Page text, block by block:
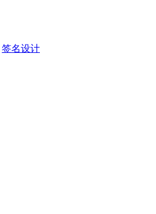
签名设计